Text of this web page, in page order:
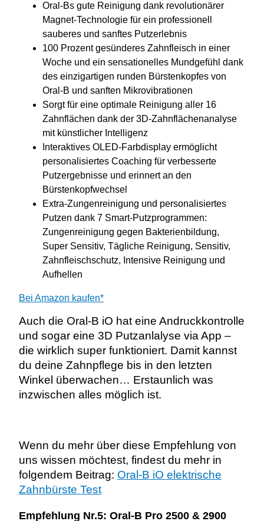
Oral-Bs gute Reinigung dank revolutionärer
Magnet-Technologie für ein professionell
sauberes und sanftes Putzerlebnis
100 Prozent gesünderes Zahnfleisch in einer
Woche und ein sensationelles Mundgefühl dank
des einzigartigen runden Bürstenkopfes von
Oral-B und sanften Mikrovibrationen
Sorgt für eine optimale Reinigung aller 16
Zahnflächen dank der 3D-Zahnflächenanalyse
mit künstlicher Intelligenz
Interaktives OLED-Farbdisplay ermöglicht
personalisiertes Coaching für verbesserte
Putzergebnisse und erinnert an den
Bürstenkopfwechsel
Extra-Zungenreinigung und personalisiertes
Putzen dank 7 Smart-Putzprogrammen:
Zungenreinigung gegen Bakterienbildung,
Super Sensitiv, Tägliche Reinigung, Sensitiv,
Zahnfleischschutz, Intensive Reinigung und
Aufhellen
Bei Amazon kaufen*
Auch die Oral-B iO hat eine Andruckkontrolle
und sogar eine 3D Putzanlalyse via App –
die wirklich super funktioniert. Damit kannst
du deine Zahnpflege bis in den letzten
Winkel überwachen… Erstaunlich was
inzwischen alles möglich ist.
Wenn du mehr über diese Empfehlung von
uns wissen möchtest, findest du mehr in
folgendem Beitrag: Oral-B iO elektrische
Zahnbürste Test
Empfehlung Nr.5: Oral-B Pro 2500 & 2900